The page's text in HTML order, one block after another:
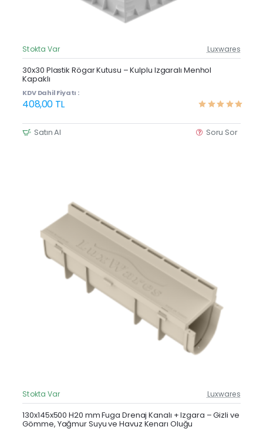
Güncel Fiyat
Stokta Var Luxwares
30x30 Plastik Rögar Kutusu – Kulplu Izgaralı Menhol
Kapaklı
KDV Dahil Fiyatı :
408,00 TL
Satın Al Soru Sor
Güncel Fiyat
Yeni Ürün
Stokta Var Luxwares
130x145x500 H20 mm Fuga Drenaj Kanalı + Izgara – Gizli ve
Gömme, Yağmur Suyu ve Havuz Kenarı Oluğu